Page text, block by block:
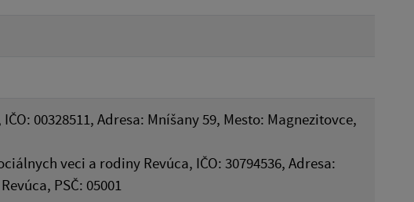
00328511, Adresa: Mníšany 59, Mesto: Magnezitovce,
veci a rodiny Revúca, IČO: 30794536, Adresa:
PSČ: 05001